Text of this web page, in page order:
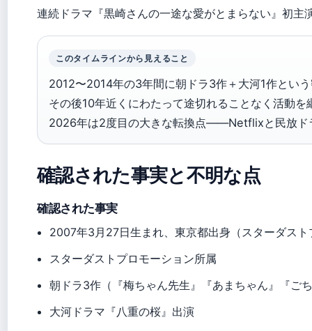
連続ドラマ『黒崎さんの一途な愛がとまらない』初主
このタイムラインから見えること
2012〜2014年の3年間に朝ドラ3作＋大河1作とい
その後10年近くにわたって途切れることなく活動
2026年は2度目の大きな転換点——Netflixと民放ド
確認された事実と不明な点
確認された事実
2007年3月27日生まれ、東京都出身（スターダス
スターダストプロモーション所属
朝ドラ3作（『梅ちゃん先生』『あまちゃん』『ご
大河ドラマ『八重の桜』出演